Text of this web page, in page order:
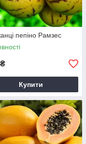
пепіно Рамзес
₴
Купити